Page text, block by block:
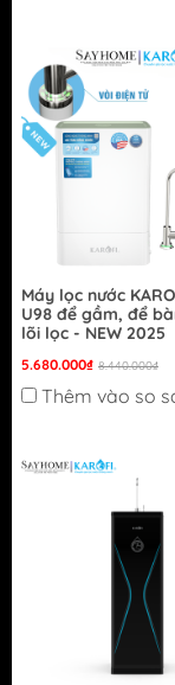
Máy lọc nước
U98 để gầm, để
lõi lọc - NEW 2025
5.680.000₫ 8.440.000₫
Thêm vào so